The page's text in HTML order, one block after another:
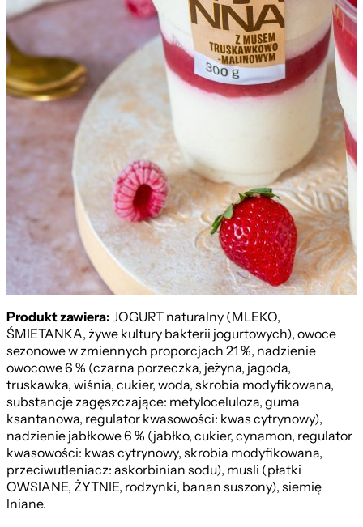
Produkt zawiera:JOGURT naturalny (MLEKO,
ŚMIETANKA, żywe kultury bakterii jogurtowych), owoce
sezonowe w zmiennych proporcjach 21 %, nadzienie
owocowe 6 % (czarna porzeczka, jeżyna, jagoda,
truskawka, wiśnia, cukier, woda, skrobia modyfikowana,
substancje zagęszczające: metyloceluloza, guma
ksantanowa, regulator kwasowości: kwas cytrynowy),
nadzienie jabłkowe 6 % (jabłko, cukier, cynamon, regulator
kwasowości: kwas cytrynowy, skrobia modyfikowana,
przeciwutleniacz: askorbinian sodu), musli (płatki
OWSIANE, ŻYTNIE, rodzynki, banan suszony), siemię
lniane.